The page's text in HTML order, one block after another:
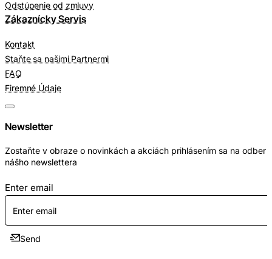
Odstúpenie od zmluvy
Zákaznícky Servis
Kontakt
Staňte sa našimi Partnermi
FAQ
Firemné Údaje
Newsletter
Zostaňte v obraze o novinkách a akciách prihlásením sa na odber
nášho newslettera
Enter email
Send